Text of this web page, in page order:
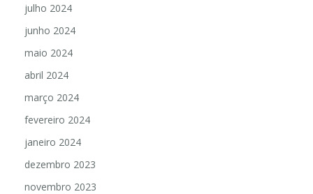
julho 2024
junho 2024
maio 2024
abril 2024
março 2024
fevereiro 2024
janeiro 2024
dezembro 2023
novembro 2023